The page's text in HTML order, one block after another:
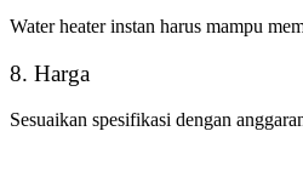
Water heater instan harus mampu
8. Harga
Sesuaikan spesifikasi dengan